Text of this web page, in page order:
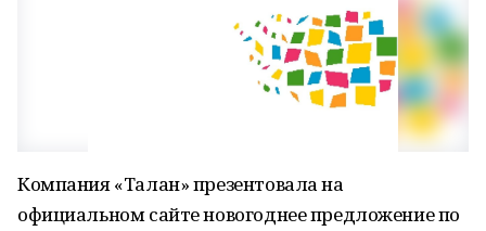
Компания «Талан» презентовала на
официальном сайте новогоднее предложение по